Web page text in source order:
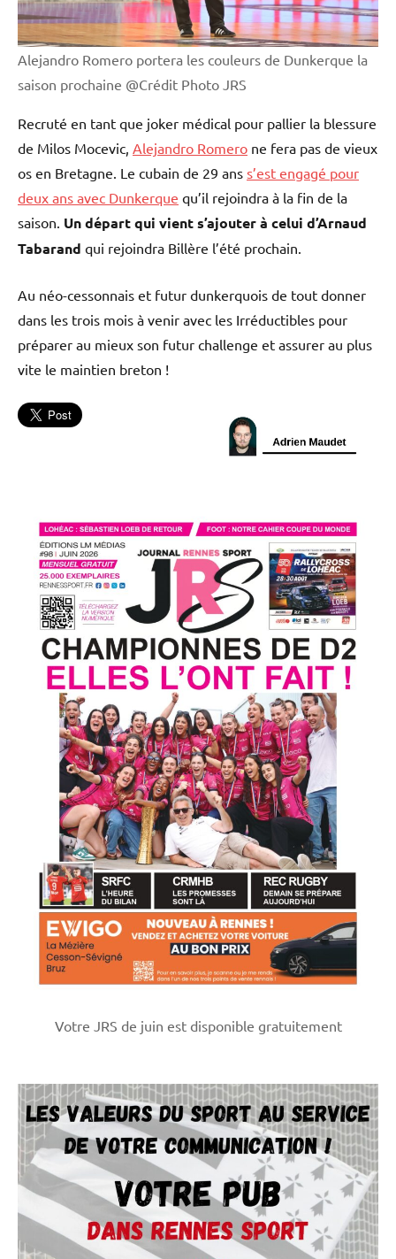
Alejandro Romero portera les couleurs de Dunkerque la
saison prochaine @Crédit Photo JRS
Recruté en tant que joker médical pour pallier la blessure
de Milos Mocevic, Alejandro Romero ne fera pas de vieux
os en Bretagne. Le cubain de 29 ans s’est engagé pour
deux ans avec Dunkerque qu’il rejoindra à la fin de la
saison. Un départ qui vient s’ajouter à celui d’Arnaud
Tabarand qui rejoindra Billère l’été prochain.
Au néo-cessonnais et futur dunkerquois de tout donner
dans les trois mois à venir avec les Irréductibles pour
préparer au mieux son futur challenge et assurer au plus
vite le maintien breton !
Handball
L'actu
Votre JRS de juin est disponible gratuitement